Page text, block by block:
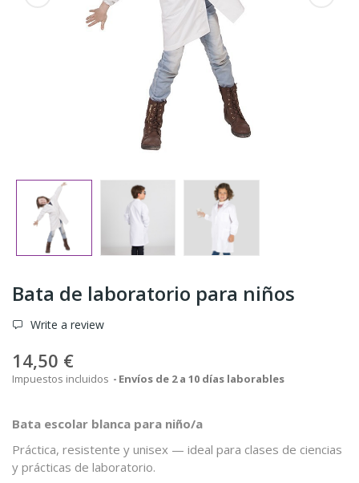
Bata de laboratorio para niños
Write a review
14,50 €
Impuestos incluidos Envíos de 2 a 10 días laborables
Bata escolar blanca para niño/a
Práctica, resistente y unisex — ideal para clases de ciencias
y prácticas de laboratorio.